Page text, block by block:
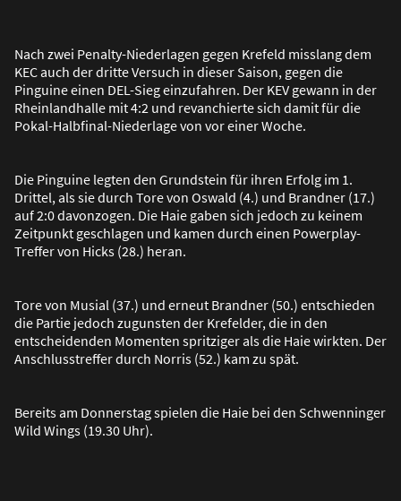
Nach zwei Penalty-Niederlagen gegen Krefeld misslang dem
KEC auch der dritte Versuch in dieser Saison, gegen die
Pinguine einen DEL-Sieg einzufahren. Der KEV gewann in der
Rheinlandhalle mit 4:2 und revanchierte sich damit für die
Pokal-Halbfinal-Niederlage von vor einer Woche.
Die Pinguine legten den Grundstein für ihren Erfolg im 1.
Drittel, als sie durch Tore von Oswald (4.) und Brandner (17.)
auf 2:0 davonzogen. Die Haie gaben sich jedoch zu keinem
Zeitpunkt geschlagen und kamen durch einen Powerplay-
Treffer von Hicks (28.) heran.
Tore von Musial (37.) und erneut Brandner (50.) entschieden
die Partie jedoch zugunsten der Krefelder, die in den
entscheidenden Momenten spritziger als die Haie wirkten. Der
Anschlusstreffer durch Norris (52.) kam zu spät.
Bereits am Donnerstag spielen die Haie bei den Schwenninger
Wild Wings (19.30 Uhr).